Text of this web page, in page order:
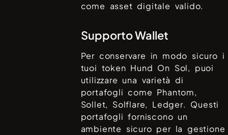
come asset digitale valido.
Supporto Wallet
Per conservare in modo sicuro i
tuoi token Hund On Sol, puoi
utilizzare una varietà di
portafogli come Phantom,
Sollet, Solflare, Ledger. Questi
portafogli forniscono un
ambiente sicuro per la gestione